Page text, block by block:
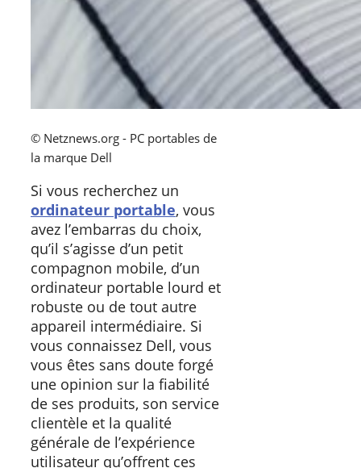
© Netznews.org - PC portables de
la marque Dell
Si vous recherchez un
ordinateur portable, vous
avez l’embarras du choix,
qu’il s’agisse d’un petit
compagnon mobile, d’un
ordinateur portable lourd et
robuste ou de tout autre
appareil intermédiaire. Si
vous connaissez Dell, vous
vous êtes sans doute forgé
une opinion sur la fiabilité
de ses produits, son service
clientèle et la qualité
générale de l’expérience
utilisateur qu’offrent ces